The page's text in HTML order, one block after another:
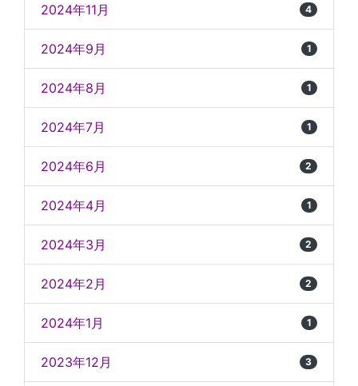
2024年11月 4
2024年9月 1
2024年8月 1
2024年7月 1
2024年6月 2
2024年4月 1
2024年3月 2
2024年2月 2
2024年1月 1
2023年12月 3